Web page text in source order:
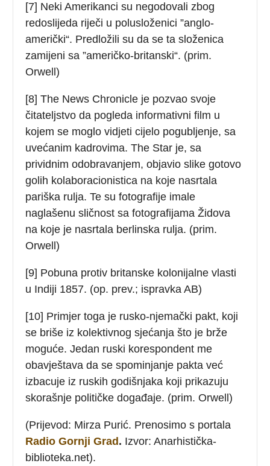
[7] Neki Amerikanci su negodovali zbog
redoslijeda riječi u polusloženici ”anglo-
američki“. Predložili su da se ta složenica
zamijeni sa ”američko-britanski“. (prim.
Orwell)
[8] The News Chronicle je pozvao svoje
čitateljstvo da pogleda informativni film u
kojem se moglo vidjeti cijelo pogubljenje, sa
uvećanim kadrovima. The Star je, sa
prividnim odobravanjem, objavio slike gotovo
golih kolaboracionistica na koje nasrtala
pariška rulja. Te su fotografije imale
naglašenu sličnost sa fotografijama Židova
na koje je nasrtala berlinska rulja. (prim.
Orwell)
[9] Pobuna protiv britanske kolonijalne vlasti
u Indiji 1857. (op. prev.; ispravka AB)
[10] Primjer toga je rusko-njemački pakt, koji
se briše iz kolektivnog sjećanja što je brže
moguće. Jedan ruski korespondent me
obavještava da se spominjanje pakta već
izbacuje iz ruskih godišnjaka koji prikazuju
skorašnje političke događaje. (prim. Orwell)
(Prijevod: Mirza Purić. Prenosimo s portala
Radio Gornji Grad . Izvor: Anarhistička-
biblioteka.net).